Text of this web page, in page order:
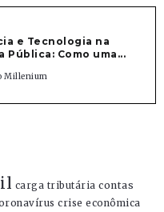
e Tecnologia na
Pública: Como uma...
Millenium
carga tributária contas
crise econômica